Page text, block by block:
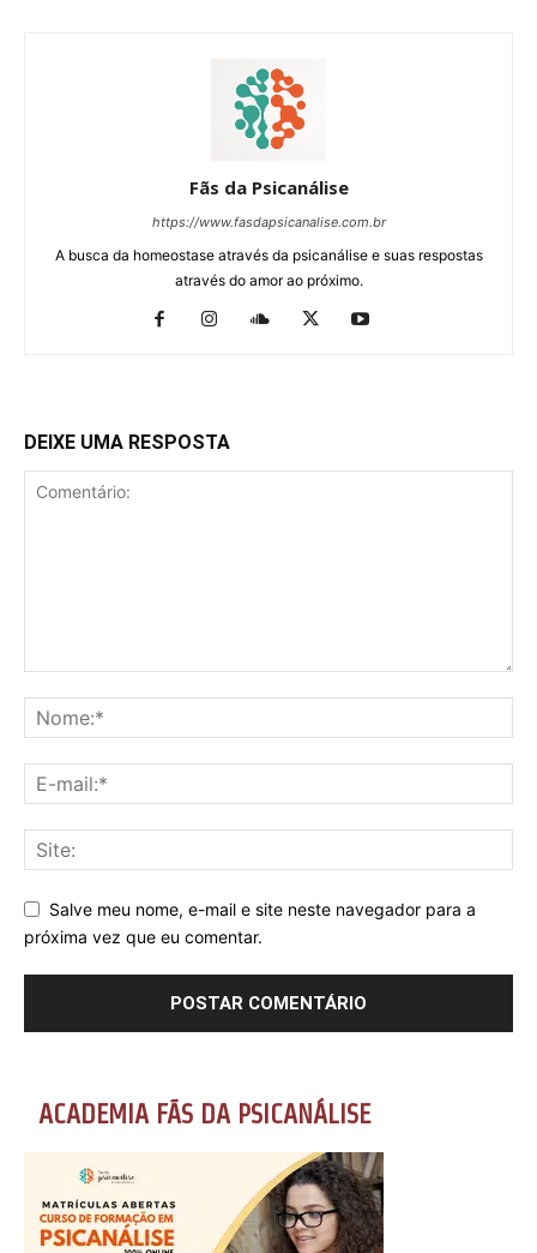
Fãs da Psicanálise
https://www.fasdapsicanalise.com.br
A busca da homeostase através da psicanálise e suas respostas
através do amor ao próximo.
DEIXE UMA RESPOSTA
Salve meu nome, e-mail e site neste navegador para a
próxima vez que eu comentar.
ACADEMIA FÃS DA PSICANÁLISE